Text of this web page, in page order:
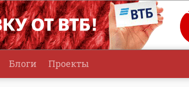
Блоги Проекты